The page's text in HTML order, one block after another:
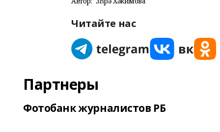
Читайте нас
Партнеры
Фотобанк журналистов РБ